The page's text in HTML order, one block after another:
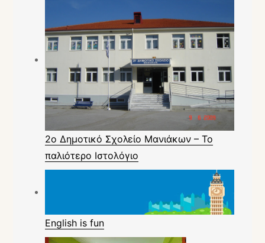
2ο Δημοτικό Σχολείο Μανιάκων – Το
παλιότερο Ιστολόγιο
English is fun